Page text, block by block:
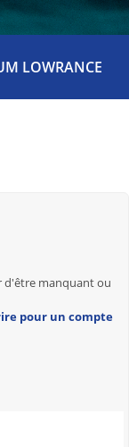
LOWRANCE
d'être manquant ou
pour un compte